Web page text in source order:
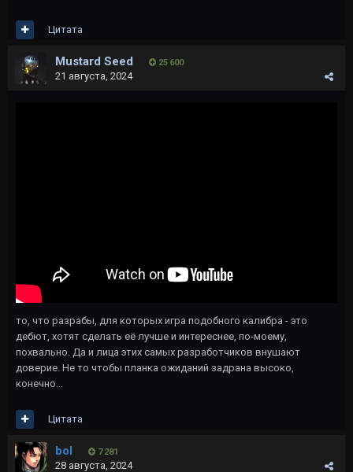
Цитата
Mustard Seed 25 600
21 августа, 2024
то, что разрабы, для которых игра подобного калибра - это
дебют, хотят сделать её лучше и интереснее, по-моему,
похвально. Да и лица этих самых разработчиков внушают
доверие. Не то чтобы планка ожиданий задрана высоко,
конечно...
Цитата
bol 7 281
28 августа, 2024